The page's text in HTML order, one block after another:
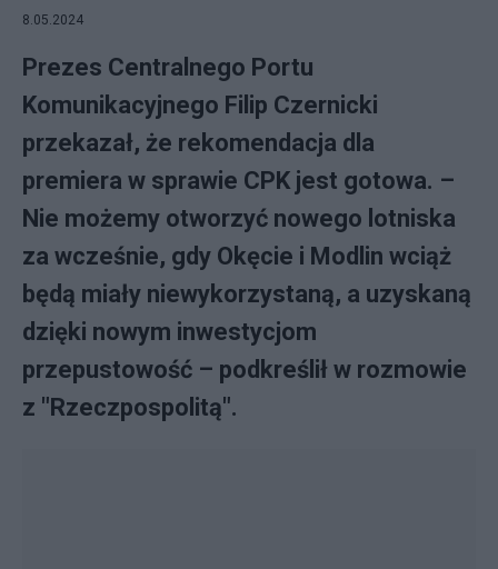
8.05.2024
Prezes Centralnego Portu
Komunikacyjnego Filip Czernicki
przekazał, że rekomendacja dla
premiera w sprawie CPK jest gotowa. –
Nie możemy otworzyć nowego lotniska
za wcześnie, gdy Okęcie i Modlin wciąż
będą miały niewykorzystaną, a uzyskaną
dzięki nowym inwestycjom
przepustowość – podkreślił w rozmowie
z "Rzeczpospolitą".